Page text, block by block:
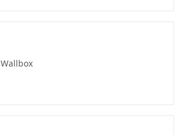
Wallbox